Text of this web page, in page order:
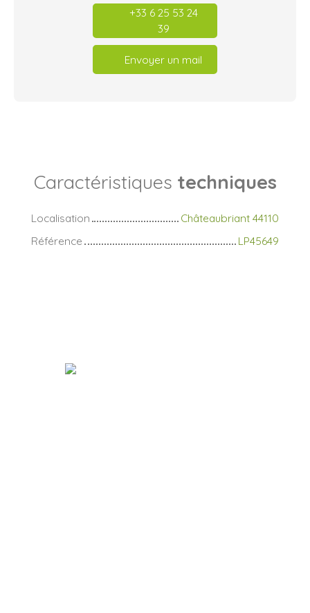
+33 6 25 53 24
39
Envoyer un mail
Caractéristiques techniques
Localisation
Châteaubriant 44110
Référence
LP45649